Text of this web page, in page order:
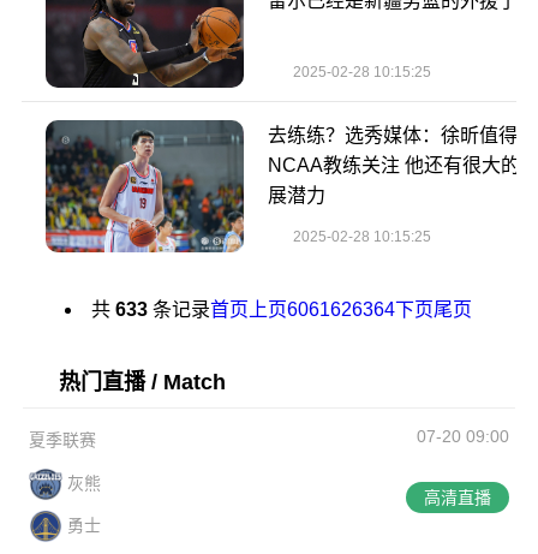
2025-02-28 10:15:25
去练练？选秀媒体：徐昕值得
NCAA教练关注 他还有很大的发
展潜力
2025-02-28 10:15:25
共 633条记录首页 上页6061626364下页尾页
热门直播 / Match
夏季联赛 07-20 09:00
灰熊
勇士
高清直播